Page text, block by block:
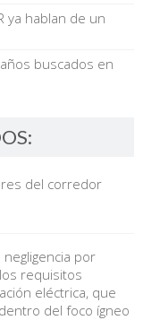
ya hablan de un
buscados en
del corredor
por
requisitos
eléctrica, que
del foco ígneo